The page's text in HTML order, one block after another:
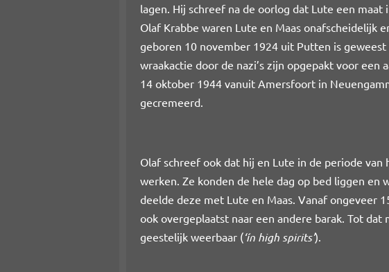
lagen. Hij schreef na de oorlog dat Lute een
Olaf Krabbe waren Lute en Maas onafscheidelijk
geboren 10 november 1924 uit Putten is geweest
wraakactie door de nazi’s zijn opgepakt voor
14 oktober 1944 vanuit Amersfoort in
gecremeerd.
Olaf schreef ook dat hij en Lute in de periode
werken. Ze konden de hele dag op bed liggen en
deelde deze met Lute en Maas. Vanaf ongeveer
ook overgeplaatst naar een andere barak. Tot
geestelijk weerbaar (‘ín high spirits’).